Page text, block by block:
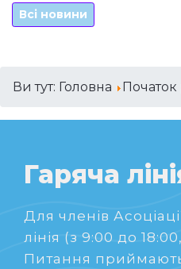
Всі новини
Ви тут: Головна Початок
Гаряча
Для членів
лінія (з 9:00 до
Питання